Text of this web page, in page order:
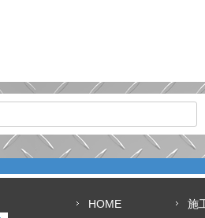
HOME 施